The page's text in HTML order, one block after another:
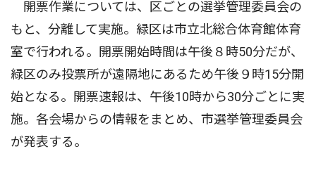
開票作業については、区ごとの選挙管理委員会の
もと、分離して実施。緑区は市立北総合体育館体育
室で行われる。開票開始時間は午後８時50分だが、
緑区のみ投票所が遠隔地にあるため午後９時15分開
始となる。開票速報は、午後10時から30分ごとに実
施。各会場からの情報をまとめ、市選挙管理委員会
が発表する。